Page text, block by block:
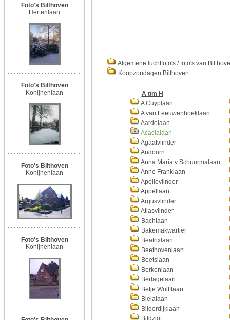
Foto's Bilthoven
Hertenlaan
Foto's Bilthoven
Konijnenlaan
Foto's Bilthoven
Konijnenlaan
Foto's Bilthoven
Konijnenlaan
Algemene luchtfoto's / foto's van
Koopzondagen Bilthoven
A t/m H
A Cuyplaan
A van Leeuwenhoeklaan
Aardelaan
Acacialaan
Agaatvlinder
Andoorn
Anna Maria v Schuurmalaan
Anne Franklaan
Apollovlinder
Appellaan
Argusvlinder
Atlasvlinder
Bachlaan
Bakemakwartier
Beatrixlaan
Beethovenlaan
Beetslaan
Berkenlaan
Berlagelaan
Betje Wolfflaan
Bielalaan
Bilderdijklaan
Bildzigt